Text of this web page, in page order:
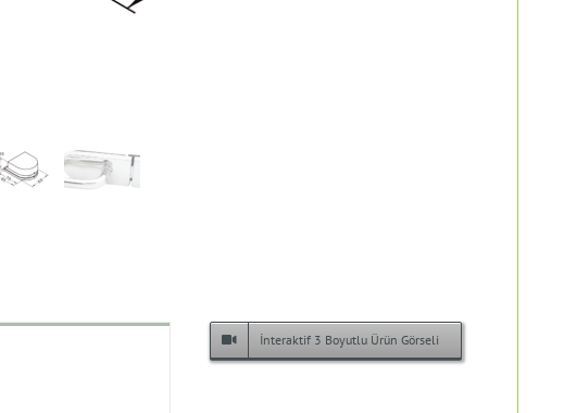
İnteraktif 3 Boyutlu Ürün Görseli